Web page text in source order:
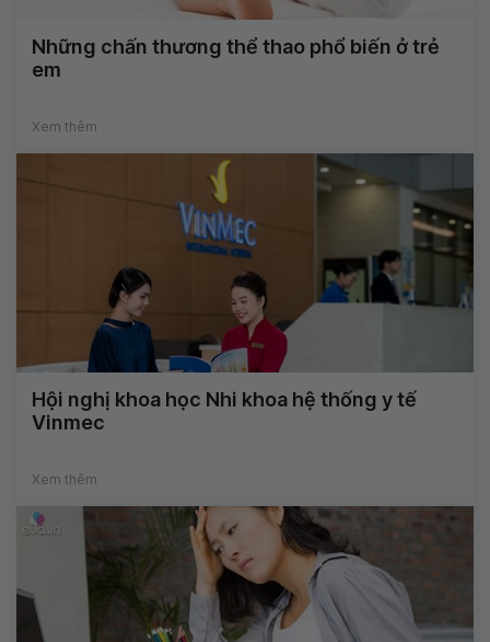
Những chấn thương thể thao phổ biến ở trẻ
em
Xem thêm
Hội nghị khoa học Nhi khoa hệ thống y tế
Vinmec
Xem thêm